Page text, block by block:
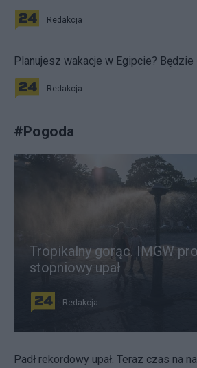
Redakcja
Planujesz wakacje w Egipcie? Będzie
Redakcja
#Pogoda
Tropikalny gorąc. IMGW
stopniowy upał
Redakcja
Padł rekordowy upał. Teraz czas na